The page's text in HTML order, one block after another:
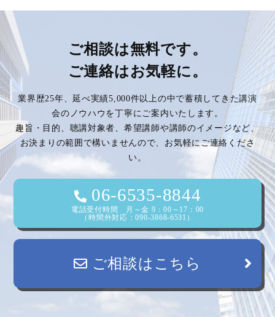
ご相談は無料です。
ご連絡はお気軽に。
業界歴25年、延べ実績5,000件以上の中で蓄積してきた講演
会のノウハウを丁寧にご案内いたします。
趣旨・目的、聴講対象者、希望講師や講師のイメージなど、
お決まりの範囲で構いませんので、お気軽にご連絡くださ
い。
06-6535-8844
電話受付時間 月～金 9：00～17：00
（時間外対応：090-3868-6531）
ご相談はこちら